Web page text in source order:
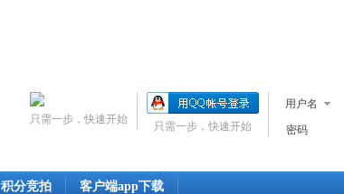
用户名
密码
只需一步，快速开始
只需一步，快速开始
积分竞拍 客户端app下载